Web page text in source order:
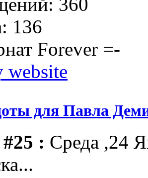
136
Forever =-
для Павла
: Среда ,24